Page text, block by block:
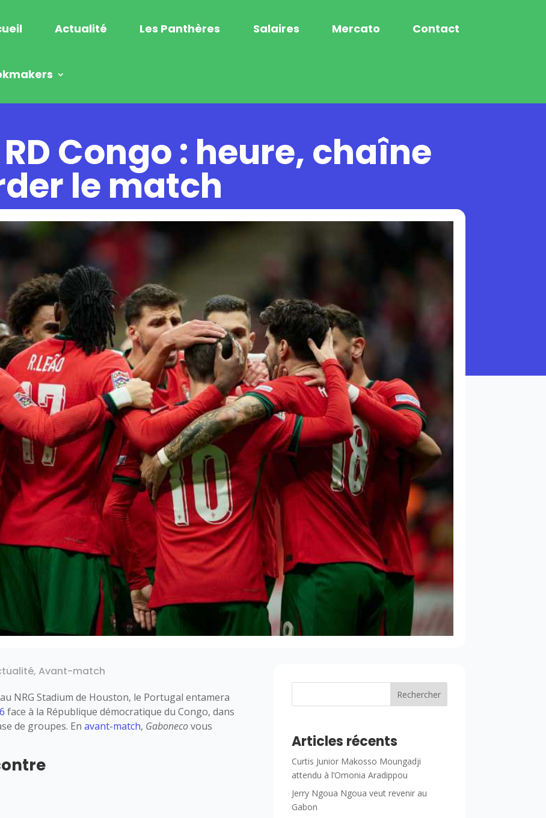
Actualité Les Panthères Salaires Mercato Contact
Congo : heure, chaîne
le match
,Avant-match
NRG Stadium de Houston, le Portugal entamera
face à la République démocratique du Congo, dans
de groupes. Enavant-match, Gabonecovous
Rechercher
Articles récents
Curtis Junior Makosso Moungadji
attendu à l’Omonia Aradippou
Jerry Ngoua Ngoua veut revenir au
Gabon